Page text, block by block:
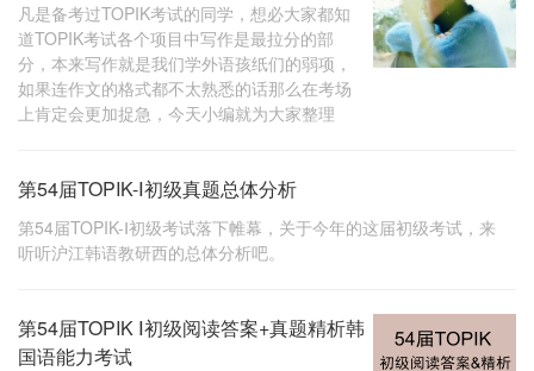
凡是备考过TOPIK考试的同学，想必大家都知
道TOPIK考试各个项目中写作是最拉分的部
分，本来写作就是我们学外语孩纸们的弱项，
如果连作文的格式都不太熟悉的话那么在考场
上肯定会更加捉急，今天小编就为大家整理
第54届TOPIK-Ⅰ初级真题总体分析
第54届TOPIK-Ⅰ初级考试落下帷幕，关于今年的这届初级考试，来
听听沪江韩语教研西的总体分析吧。
第54届TOPIK Ⅰ初级阅读答案+真题精析韩
国语能力考试